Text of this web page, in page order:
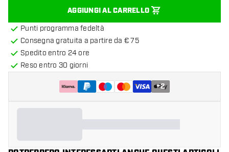
AGGIUNGI AL CARRELLO
Punti programma fedeltà
Consegna gratuita a partire da € 75
Spedito entro 24 ore
Reso entro 30 giorni
+2